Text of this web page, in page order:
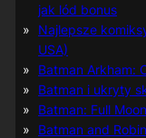
jak lód bonus
Najlepsze
USA)
Batman Arkham:
Batman i ukryty
Batman: Full
Batman and